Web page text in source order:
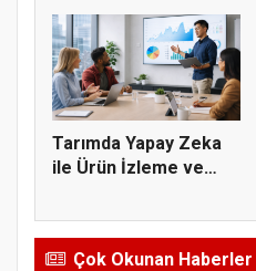
Tarımda Yapay Zeka
ile Ürün İzleme ve
Çok Okunan Haberler